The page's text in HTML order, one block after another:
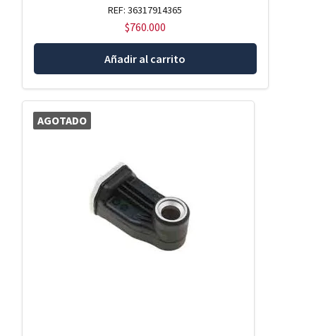
REF: 36317914365
$760.000
Añadir al carrito
AGOTADO